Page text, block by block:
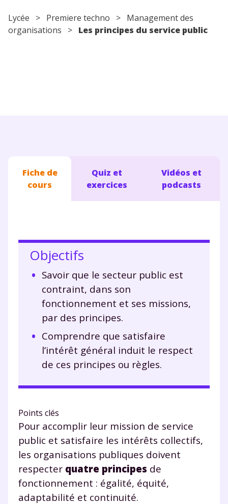
Lycée > Premiere techno > Management des
organisations > Les principes du service public
Fiche de
cours
Quiz et
exercices
Vidéos et
podcasts
Objectifs
Savoir que le secteur public est
contraint, dans son
fonctionnement et ses missions,
par des principes.
Comprendre que satisfaire
l’intérêt général induit le respect
de ces principes ou règles.
Points clés
Pour accomplir leur mission de service
public et satisfaire les intérêts collectifs,
les organisations publiques doivent
respecter quatre principes de
fonctionnement : égalité, équité,
adaptabilité et continuité.